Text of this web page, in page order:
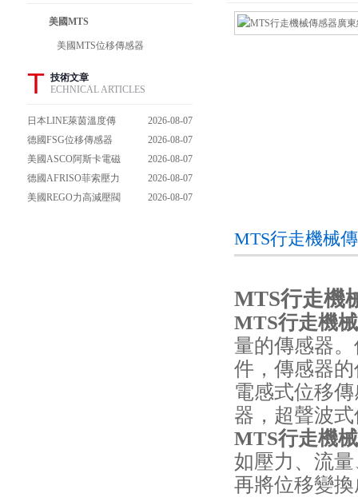
美國MTS
美國MTS位移傳感器
T 技術文章
ECHNICAL ARTICLES
日本LINE萊茵溫度傳
感器KF01A型的靈敏
度與材料的粗細無關
2026-08-07
德國FSG位移傳感器
SL 3002-X1/GS 80/K/F
型可以高度精確地確定
這個距離
2026-08-07
美國ASCO阿斯卡電磁
閥C12PP4000000000型
結構和材料上的不同與
2026-08-07
德國AFRISO菲索壓力
表22.01.630127型彈簧
2026-08-07
美國REGO力高減壓閥
2026-08-07
MTS行走機械
MTS行走機
MTS行走機
量的傳感器
件，傳感器
電感式位移
器，超聲波
MTS行走機
如壓力、流
再將位移變